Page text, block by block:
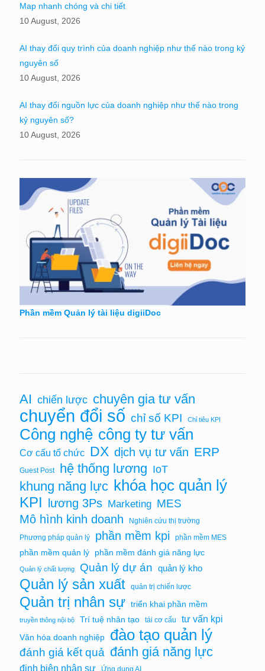
Map nhanh chóng và chi tiết
10 August, 2026
AI thay đổi quy trình của doanh nghiệp như thế nào trong kỷ
nguyên số
10 August, 2026
AI thay đổi nguồn lực của doanh nghiệp như thế nào trong
kỷ nguyên số?
10 August, 2026
Phần mềm Quản lý tài liệu digiiDoc
AI chiến lược chuyên gia tư vấn
chuyển đổi số chỉ số KPI Chỉ tiêu KPI
Công nghệ công ty tư vấn
Cơ cấu tổ chức DX dịch vụ tư vấn ERP
Guest Post hệ thống lương IoT
khung năng lực khóa học quản lý
KPI lương 3Ps Marketing MES
Mô hình kinh doanh
Nghiên cứu thị trường
Phương pháp quản lý
phần mềm kpi phần mềm MES
phần mềm quản lý phần mềm đánh giá năng lực
Quản lý chất lượng Quản lý dự án quản lý kho
Quản lý sản xuất quản trị chiến lược
Quản trị nhân sự triển khai phần mềm
truyền thông nội bộ Trí tuệ nhân tạo tái cơ cấu tư vấn kpi
Văn hóa doanh nghiệp đào tạo quản lý
đánh giá kết quả đánh giá năng lực
định biên nhân sự Ứng dụng AI